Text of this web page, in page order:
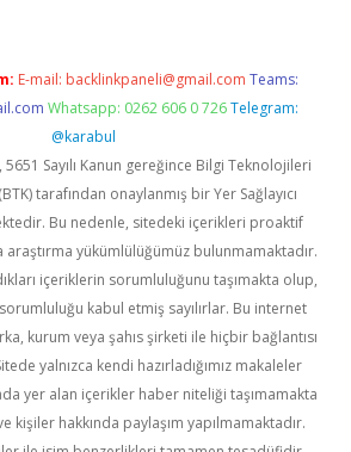
E-mail: backlinkpaneli@gmail.com Teams:
Whatsapp: 0262 606 0 726 Telegram:
@karabul
5651 Sayılı Kanun gereğince Bilgi Teknolojileri
tarafından onaylanmış bir Yer Sağlayıcı
Bu nedenle, sitedeki içerikleri proaktif
yükümlülüğümüz bulunmamaktadır.
içeriklerin sorumluluğunu taşımakta olup,
kabul etmiş sayılırlar. Bu internet
kurum veya şahıs şirketi ile hiçbir bağlantısı
yalnızca kendi hazırladığımız makaleler
yer alan içerikler haber niteliği taşımamakta
kişiler hakkında paylaşım yapılmamaktadır.